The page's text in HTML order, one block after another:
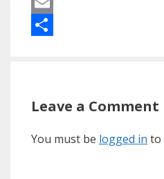
Email
Leave a Comment
You must be logged in to